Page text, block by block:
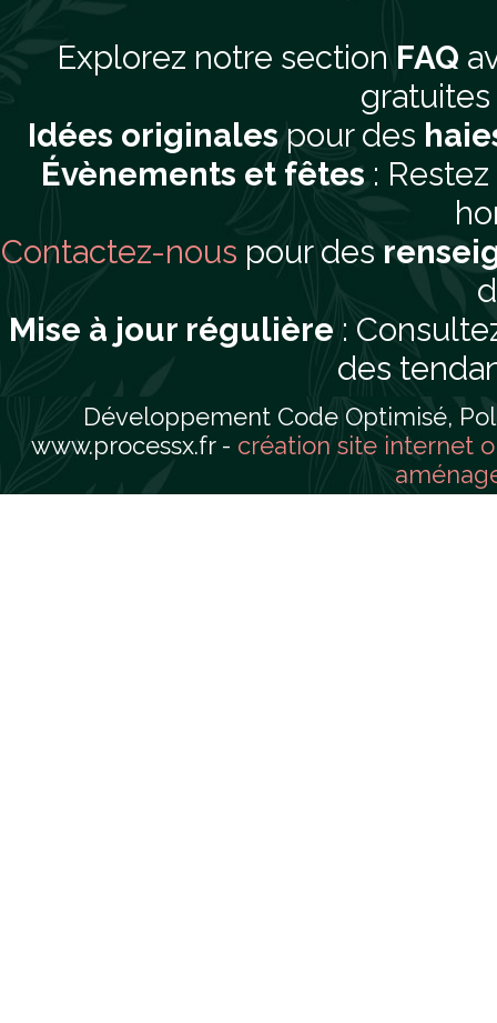
Explorez notre section FAQ
gratuites
Idées originales pour des
Évènements et fêtes :
Contactez-nous pour des
Mise à jour régulière :
des
Développement Code Optimisé,
www.processx.fr - création site internet